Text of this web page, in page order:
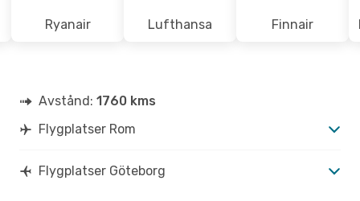
Ryanair Lufthansa Finnair
Avstånd: 1760 kms
Flygplatser Rom
Flygplatser Göteborg